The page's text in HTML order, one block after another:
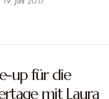
up für die
mit Laura